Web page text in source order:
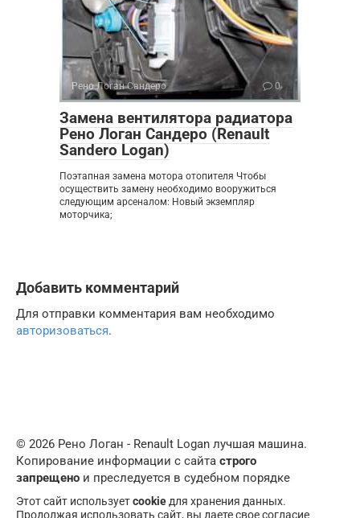
Рено Логан Сандеро 0
Замена вентилятора радиатора
Рено Логан Сандеро (Renault
Sandero Logan)
Поэтапная замена мотора отопителя Чтобы
осуществить замену необходимо вооружиться
следующим арсеналом: Новый экземпляр
моторчика;
Добавить комментарий
Для отправки комментария вам необходимо
авторизоваться.
© 2026 Рено Логан - Renault Logan лучшая машина.
Копирование информации с сайта строго
запрещено и преследуется в судебном порядке
Этот сайт используетcookie для хранения данных.
Продолжая использовать сайт, вы даете свое согласие